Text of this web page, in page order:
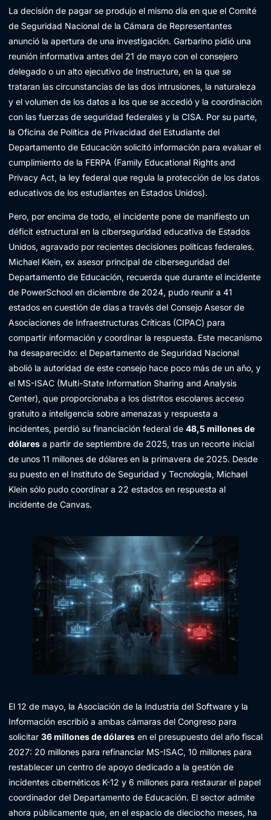
La decisión de pagar se produjo el mismo día en que el Comité
de Seguridad Nacional de la Cámara de Representantes
anunció la apertura de una investigación. Garbarino pidió una
reunión informativa antes del 21 de mayo con el consejero
delegado o un alto ejecutivo de Instructure, en la que se
trataran las circunstancias de las dos intrusiones, la naturaleza
y el volumen de los datos a los que se accedió y la coordinación
con las fuerzas de seguridad federales y la CISA. Por su parte,
la Oficina de Política de Privacidad del Estudiante del
Departamento de Educación solicitó información para evaluar el
cumplimiento de la FERPA (Family Educational Rights and
Privacy Act, la ley federal que regula la protección de los datos
educativos de los estudiantes en Estados Unidos).
Pero, por encima de todo, el incidente pone de manifiesto un
déficit estructural en la ciberseguridad educativa de Estados
Unidos, agravado por recientes decisiones políticas federales.
Michael Klein, ex asesor principal de ciberseguridad del
Departamento de Educación, recuerda que durante el incidente
de PowerSchool en diciembre de 2024, pudo reunir a 41
estados en cuestión de días a través del Consejo Asesor de
Asociaciones de Infraestructuras Críticas (CIPAC) para
compartir información y coordinar la respuesta. Este mecanismo
ha desaparecido: el Departamento de Seguridad Nacional
abolió la autoridad de este consejo hace poco más de un año, y
el MS-ISAC (Multi-State Information Sharing and Analysis
Center), que proporcionaba a los distritos escolares acceso
gratuito a inteligencia sobre amenazas y respuesta a
incidentes, perdió su financiación federal de 48,5 millones de
dólares a partir de septiembre de 2025, tras un recorte inicial
de unos 11 millones de dólares en la primavera de 2025. Desde
su puesto en el Instituto de Seguridad y Tecnología, Michael
Klein sólo pudo coordinar a 22 estados en respuesta al
incidente de Canvas.
El 12 de mayo, la Asociación de la Industria del Software y la
Información escribió a ambas cámaras del Congreso para
solicitar 36 millones de dólares en el presupuesto del año fiscal
2027: 20 millones para refinanciar MS-ISAC, 10 millones para
restablecer un centro de apoyo dedicado a la gestión de
incidentes cibernéticos K-12 y 6 millones para restaurar el papel
coordinador del Departamento de Educación. El sector admite
ahora públicamente que, en el espacio de dieciocho meses, ha